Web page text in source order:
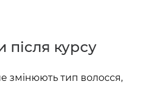
після курсу
змінюють тип волосся,